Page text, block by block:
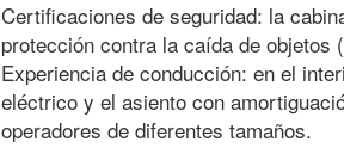
Certificaciones de seguridad: la
protección contra la caída de objetos
Experiencia de conducción: en el
eléctrico y el asiento con
operadores de diferentes tamaños.